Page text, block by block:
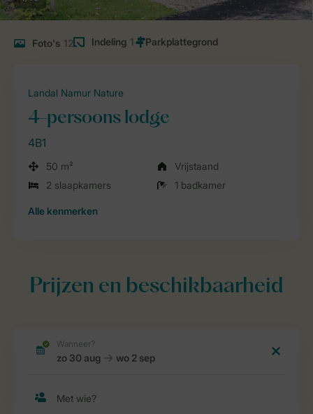
Foto's 12 Indeling 1
Landal Namur Nature
4-persoons lodge
4B1
50 m²
Vrijstaand
2 slaapkamers
1 badkamer
Alle kenmerken
Prijzen en beschikbaarheid